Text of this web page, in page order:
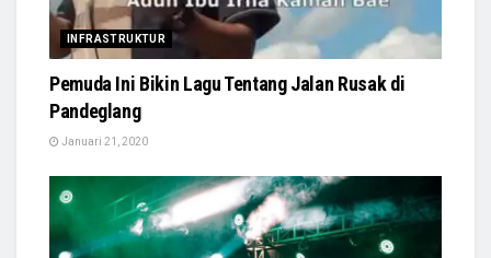
INFRASTRUKTUR
Pemuda Ini Bikin Lagu Tentang Jalan Rusak di
Pandeglang
Januari 21, 2020